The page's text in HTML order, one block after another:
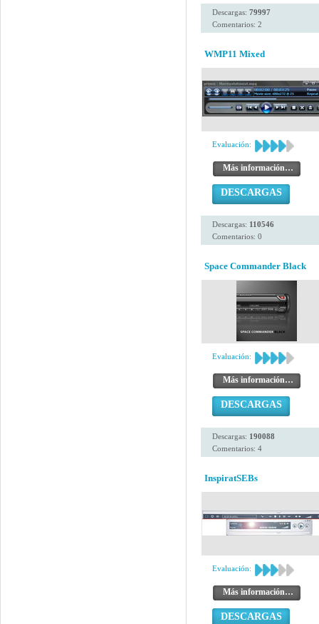
Descargas: 79997
Comentarios: 2
WMP11 Mixed
Evaluación:
Más información…
DESCARGAS
Descargas: 110546
Comentarios: 0
Space Commander Black
Evaluación:
Más información…
DESCARGAS
Descargas: 190088
Comentarios: 4
InspiratSEBs
Evaluación:
Más información…
DESCARGAS